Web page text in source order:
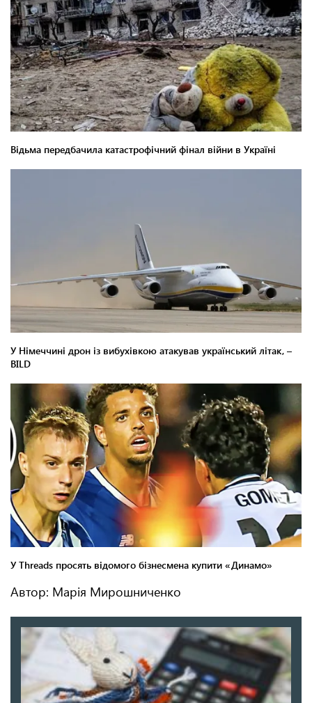
Автор: Марія Мирошниченко